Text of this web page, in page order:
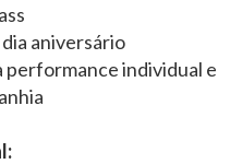
aniversário
performance individual e